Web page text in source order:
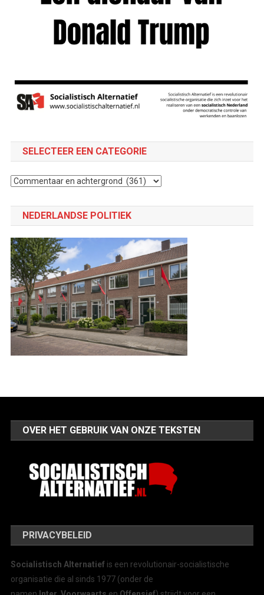
SELECTEER EEN CATEGORIE
Selecteer
NEDERLANDSE POLITIEK
OVER HET GEBRUIK VAN ONZE TEKSTEN
PRIVACYBELEID
Socialistisch Alternatief is een revolutionair-socialistische
organisatie die al sinds 1977 (onder de